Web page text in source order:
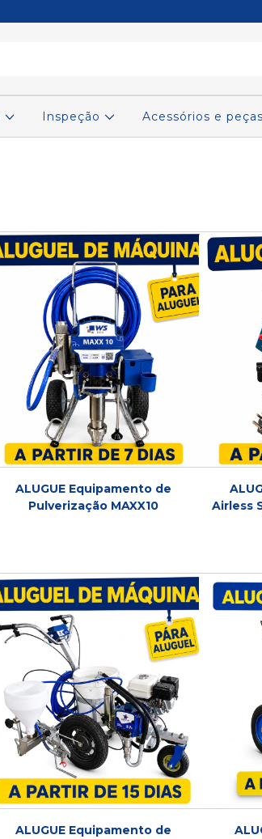
Inspeção Acessórios e
ALUGUE Equipamento de
Pulverização MAXX10
Airless
ALUGUE Equipamento de